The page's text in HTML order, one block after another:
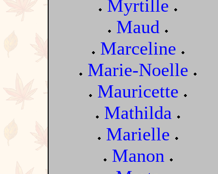
Myrtille
Maud
Marceline
Marie-Noelle
Mauricette
Mathilda
Marielle
Manon